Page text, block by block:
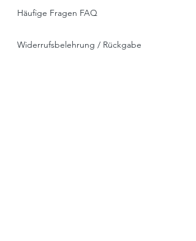
Häufige Fragen FAQ
Widerrufsbelehrung / Rückgabe